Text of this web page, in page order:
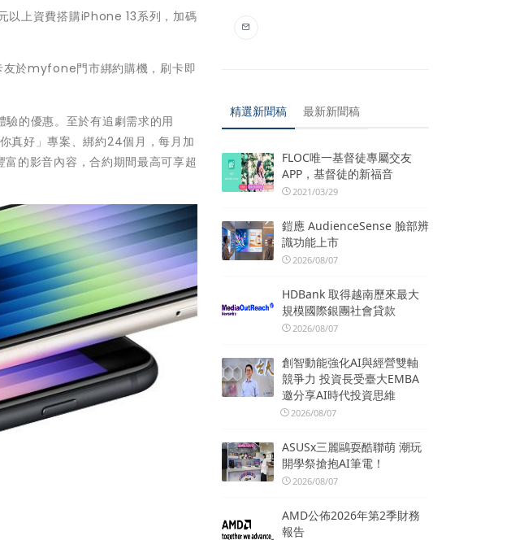
以上資費搭購iPhone 13系列，加碼
友於myfone門市綁約購機，刷卡即
的優惠。至於有追劇需求的用
真好」專案、綁約24個月，每月加
的影音內容，合約期間最高可享超
精選新聞稿 最新新聞稿
FLOC唯一基督徒專屬交友
APP，基督徒的新福音
2021/03/29
鎧應 AudienceSense 臉部辨
識功能上市
2026/08/07
HDBank 取得越南歷來最大
規模國際銀團社會貸款
2026/08/07
創智動能強化AI與經營雙軸
競爭力 投資長受臺大EMBA
邀分享AI時代投資思維
2026/08/07
ASUSx三麗鷗耍酷聯萌 潮玩
開學祭搶抱AI筆電！
2026/08/07
AMD公佈2026年第2季財務
報告